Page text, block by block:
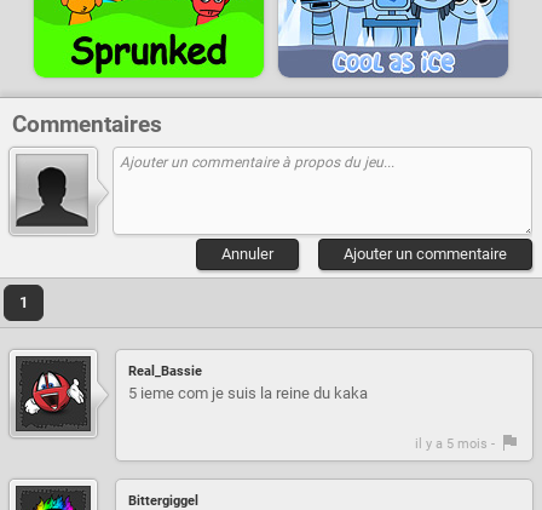
Commentaires
Ajouter un commentaire
Annuler
1
Real_Bassie
5 ieme com je suis la reine du kaka
il y a 5 mois -
Bittergiggel